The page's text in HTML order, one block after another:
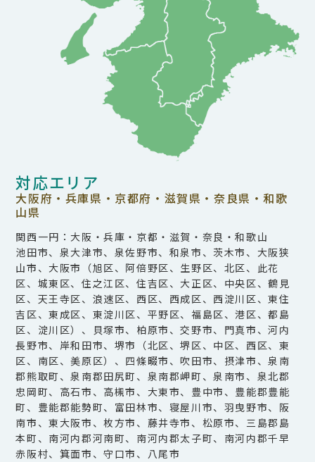
対応エリア
大阪府・兵庫県・京都府・滋賀県・奈良県・和歌
山県
関西一円：大阪・兵庫・京都・滋賀・奈良・和歌山
池田市、泉大津市、泉佐野市、和泉市、茨木市、大阪狭
山市、大阪市（旭区、阿倍野区、生野区、北区、此花
区、城東区、住之江区、住吉区、大正区、中央区、鶴見
区、天王寺区、浪速区、西区、西成区、西淀川区、東住
吉区、東成区、東淀川区、平野区、福島区、港区、都島
区、淀川区）、貝塚市、柏原市、交野市、門真市、河内
長野市、岸和田市、堺市（北区、堺区、中区、西区、東
区、南区、美原区）、四條畷市、吹田市、摂津市、泉南
郡熊取町、泉南郡田尻町、泉南郡岬町、泉南市、泉北郡
忠岡町、高石市、高槻市、大東市、豊中市、豊能郡豊能
町、豊能郡能勢町、富田林市、寝屋川市、羽曳野市、阪
南市、東大阪市、枚方市、藤井寺市、松原市、三島郡島
本町、南河内郡河南町、南河内郡太子町、南河内郡千早
赤阪村、箕面市、守口市、八尾市